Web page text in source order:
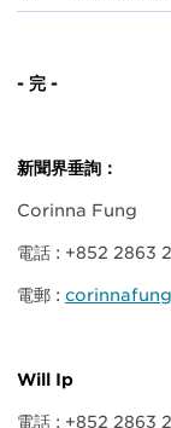
- 完 -
新聞界垂詢：
Corinna Fung
電話 : +852 2863
電郵 :
Will Ip
電話 : +852 2863